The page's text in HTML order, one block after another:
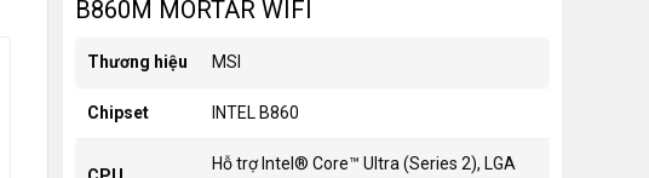
B860M MORTAR WIFI
Thương hiệu MSI
Chipset INTEL B860
Hỗ trợ Intel® Core™ Ultra (Series 2), LGA